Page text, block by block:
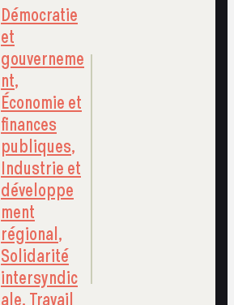
Démocratie
et
gouverneme
nt,
Économie et
finances
publiques,
Industrie et
développe
ment
régional,
Solidarité
intersyndic